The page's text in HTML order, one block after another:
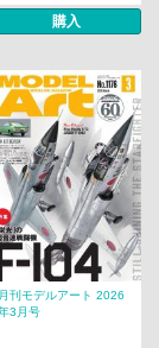
購入
月刊モデルアート 2026
3月号